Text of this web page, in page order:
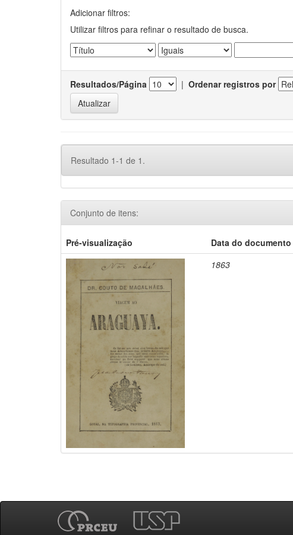
Adicionar filtros:
Utilizar filtros para refinar o resultado de busca.
Resultados/Página | Ordenar registros por
Resultado 1-1 de 1.
Conjunto de itens:
Pré-visualização Data do documento
1863